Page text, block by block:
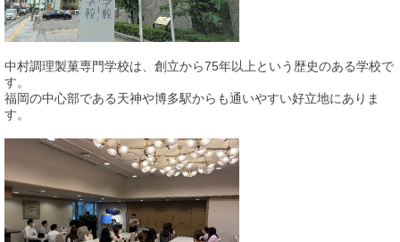
中村調理製菓専門学校は、創立から75年以上という歴史のある学校で
す。
福岡の中心部である天神や博多駅からも通いやすい好立地にありま
す。